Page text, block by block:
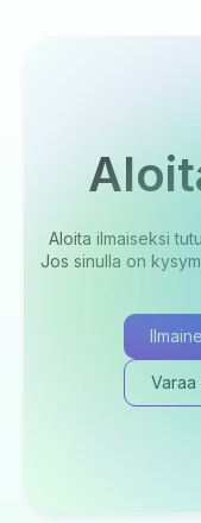
Aloita ilmaiseksi
Jos sinulla on